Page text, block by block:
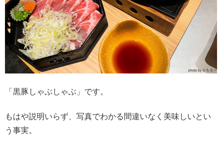
「黒豚しゃぶしゃぶ」です。
もはや説明いらず、写真でわかる間違いなく美味しいとい
う事実。